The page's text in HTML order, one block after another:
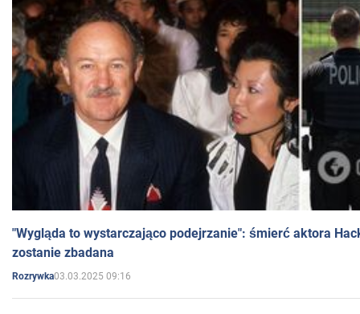
"Wygląda to wystarczająco podejrzanie": śmierć aktora
zostanie zbadana
Rozrywka03.03.2025 09:16